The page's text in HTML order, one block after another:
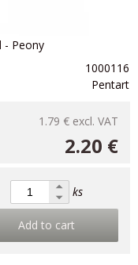
- Peony
1000116
Pentart
1.79 € excl. VAT
2.20 €
ks
Add to cart